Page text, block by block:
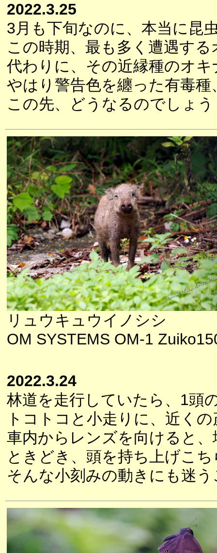
2022.3.25
3月も下旬なのに、本当に昆
この時期、最も多く遭遇す
代わりに、その近縁種のオ
やはり警告色を纏った有毒
この先、どうなるのでしょう
リュウキュウイノシシ
OM SYSTEMS OM-1
2022.3.24
林道を走行していたら、1頭
トコトコと小走りに、近く
車内からレンズを向けると
ときどき、頭を持ち上げこ
そんな小刻みの動きにも迷